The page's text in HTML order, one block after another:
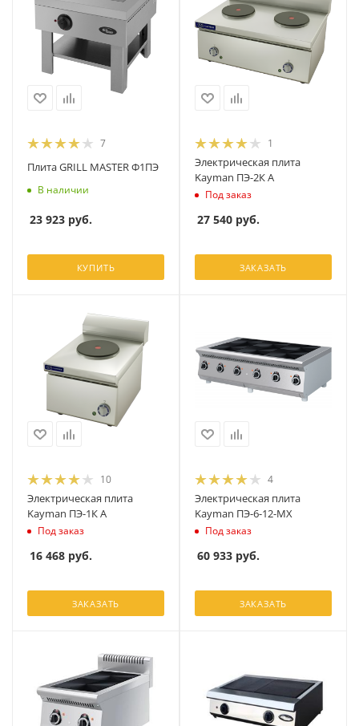
7
Плита GRILL MASTER Ф1ПЭ
В наличии
23 923 руб.
КУПИТЬ
1
Электрическая плита
Kayman ПЭ-2К А
Под заказ
27 540 руб.
ЗАКАЗАТЬ
10
Электрическая плита
Kayman ПЭ-1К А
Под заказ
16 468 руб.
ЗАКАЗАТЬ
4
Электрическая плита
Kayman ПЭ-6-12-МХ
Под заказ
60 933 руб.
ЗАКАЗАТЬ